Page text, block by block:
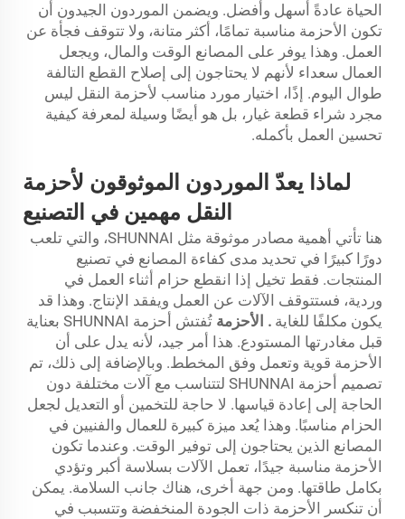
الحياة عادةً أسهل وأفضل. ويضمن الموردون الجيدون أن
تكون الأحزمة مناسبة تمامًا، أكثر متانة، ولا تتوقف فجأة عن
العمل. وهذا يوفر على المصانع الوقت والمال، ويجعل
العمال سعداء لأنهم لا يحتاجون إلى إصلاح القطع التالفة
طوال اليوم. إذًا، اختيار مورد مناسب لأحزمة النقل ليس
مجرد شراء قطعة غيار، بل هو أيضًا وسيلة لمعرفة كيفية
تحسين العمل بأكمله.
لماذا يعدّ الموردون الموثوقون لأحزمة
النقل مهمين في التصنيع
هنا تأتي أهمية مصادر موثوقة مثل SHUNNAI، والتي تلعب
دورًا كبيرًا في تحديد مدى كفاءة المصانع في تصنيع
المنتجات. فقط تخيل إذا انقطع حزام أثناء العمل في
وردية، فستتوقف الآلات عن العمل ويفقد الإنتاج. وهذا قد
يكون مكلفًا للغاية . الأحزمة
تُفتش أحزمة SHUNNAI بعناية
قبل مغادرتها المستودع. هذا أمر جيد، لأنه يدل على أن
الأحزمة قوية وتعمل وفق المخطط. وبالإضافة إلى ذلك، تم
تصميم أحزمة SHUNNAI لتتناسب مع آلات مختلفة دون
الحاجة إلى إعادة قياسها. لا حاجة للتخمين أو التعديل لجعل
الحزام مناسبًا. وهذا يُعد ميزة كبيرة للعمال والفنيين في
المصانع الذين يحتاجون إلى توفير الوقت. وعندما تكون
الأحزمة مناسبة جيدًا، تعمل الآلات بسلاسة أكبر وتؤدي
بكامل طاقتها. ومن جهة أخرى، هناك جانب السلامة. يمكن
أن تنكسر الأحزمة ذات الجودة المنخفضة وتتسبب في